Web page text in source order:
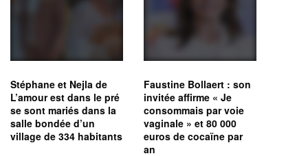
Stéphane et Nejla de
L’amour est dans le pré
se sont mariés dans la
salle bondée d’un
village de 334 habitants
Faustine Bollaert : son
invitée affirme « Je
consommais par voie
vaginale » et 80 000
euros de cocaïne par
an